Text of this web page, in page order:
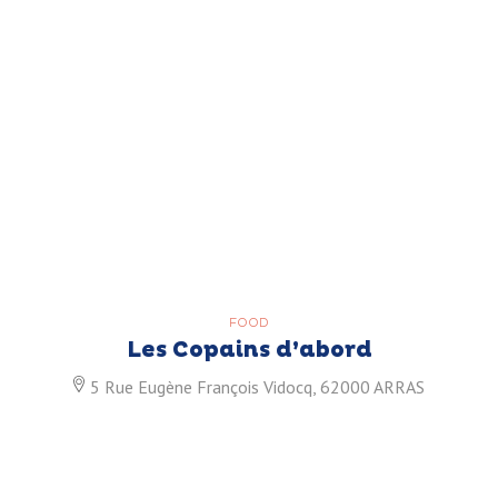
FOOD
Les Copains d’abord
5 Rue Eugène François Vidocq, 62000 ARRAS